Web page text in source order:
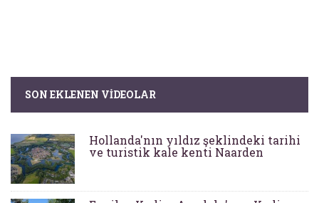
SON EKLENEN VIDEOLAR
Hollanda'nın yıldız şeklindeki tarihi
ve turistik kale kenti Naarden